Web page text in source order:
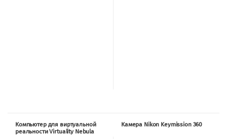
Компьютер для виртуальной
реальности Virtuality Nebula
Камера Nikon Keymission 360